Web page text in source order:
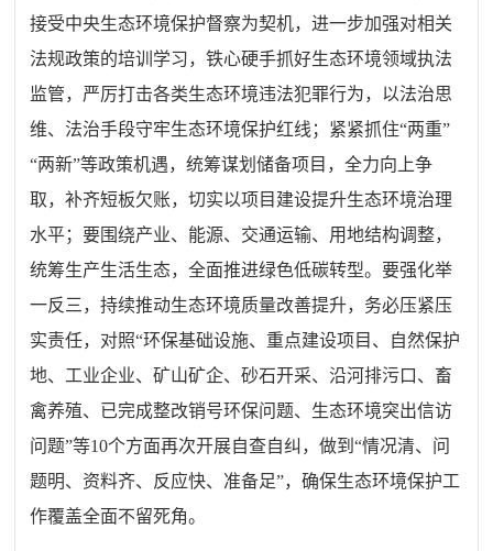
接受中央生态环境保护督察为契机，进一步加强对相关
法规政策的培训学习，铁心硬手抓好生态环境领域执法
监管，严厉打击各类生态环境违法犯罪行为，以法治思
维、法治手段守牢生态环境保护红线；紧紧抓住“两重”
“两新”等政策机遇，统筹谋划储备项目，全力向上争
取，补齐短板欠账，切实以项目建设提升生态环境治理
水平；要围绕产业、能源、交通运输、用地结构调整，
统筹生产生活生态，全面推进绿色低碳转型。要强化举
一反三，持续推动生态环境质量改善提升，务必压紧压
实责任，对照“环保基础设施、重点建设项目、自然保护
地、工业企业、矿山矿企、砂石开采、沿河排污口、畜
禽养殖、已完成整改销号环保问题、生态环境突出信访
问题”等10个方面再次开展自查自纠，做到“情况清、问
题明、资料齐、反应快、准备足”，确保生态环境保护工
作覆盖全面不留死角。